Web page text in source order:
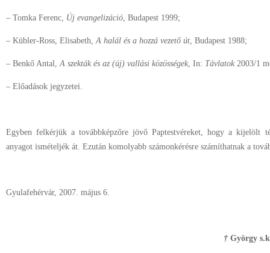
– Tomka Ferenc, Új evangelizáció, Budapest 1999;
– Kübler-Ross, Elisabeth,A halál és a hozzá vezető út, Budapest 1988;
– Benkő Antal,A szekták és az (új) vallási közösségek, In: Távlatok 2003/1
– Előadások jegyzetei.
Egyben felkérjük a továbbképzőre jövő Paptestvéreket, hogy a kijelölt
anyagot ismételjék át. Ezután komolyabb számonkérésre számíthatnak a
Gyulafehérvár, 2007. május 6.
† György